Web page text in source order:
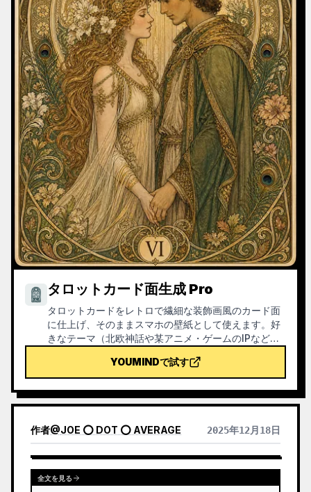
タロットカード面生成 Pro
タロットカードをレトロで繊細な装飾画風のカード面
に仕上げ、そのままスマホの壁紙として使えます。好
きなテーマ（北欧神話や某アニメ・ゲームのIPなど）
た、意味も美しいタロットカード画像を生成します。
全78枚のセット、単一グループ、または数枚のカスタ
ム選択に対応し、画像は繊細で長く楽しめる仕上がり
で、粗いAI特有のプラスチック感はありません。
ードを引いて解釈することも可能です（定期タスクの
YOUMINDで試す
作者@JOE ⭕ DOT ⭕ AVERAGE 2025年12月18日
全文を見る